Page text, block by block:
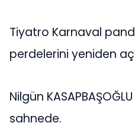
Tiyatro Karnaval
perdelerini yeniden
Nilgün
sahnede.